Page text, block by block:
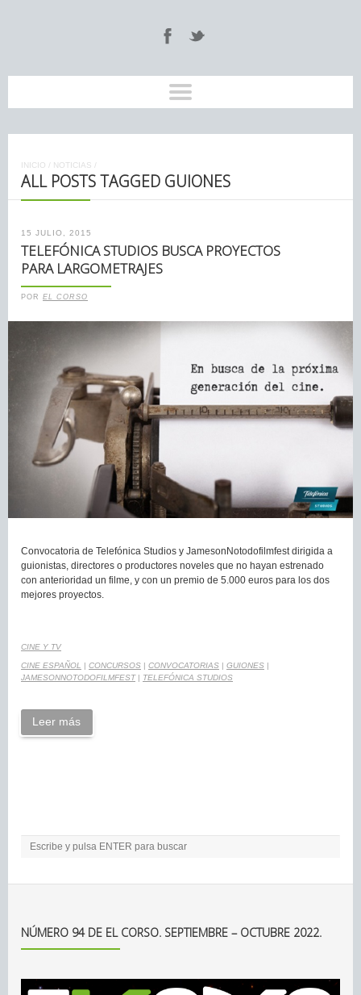
INICIO / NOTICIAS /
ALL POSTS TAGGED GUIONES
15 JULIO, 2015
TELEFÓNICA STUDIOS BUSCA PROYECTOS
PARA LARGOMETRAJES
POR EL CORSO
Convocatoria de Telefónica Studios y JamesonNotodofilmfest dirigida a
guionistas, directores o productores noveles que no hayan estrenado
con anterioridad un filme, y con un premio de 5.000 euros para los dos
mejores proyectos.
CINE Y TV
CINE ESPAÑOL | CONCURSOS | CONVOCATORIAS | GUIONES |
JAMESONNOTODOFILMFEST| TELEFÓNICA STUDIOS
Leer más
NÚMERO 94 DE EL CORSO. SEPTIEMBRE – OCTUBRE 2022.